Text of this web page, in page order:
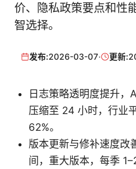
价、隐私政策要点和性
智选择。
发布:2026-03-07· 更新:
日志策略透明度提升，
压缩至 24 小时，行业
62%。
版本更新与修补速度改
间，重大版本，每季